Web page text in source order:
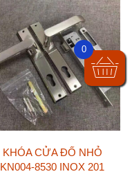
KHÓA CỬA ĐỐ NHỎ
KN004-8530 INOX 201
0